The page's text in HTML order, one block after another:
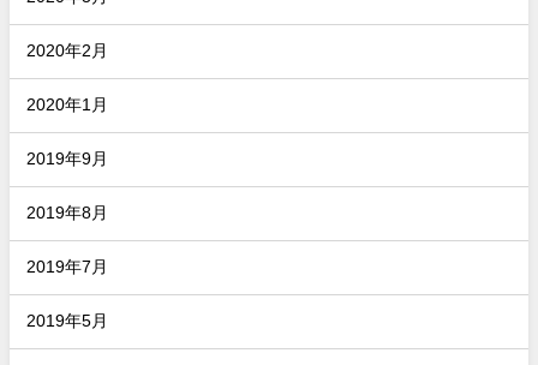
2020年2月
2020年1月
2019年9月
2019年8月
2019年7月
2019年5月